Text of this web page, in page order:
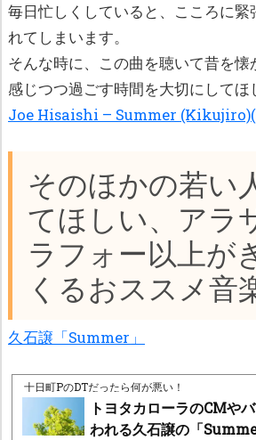
毎日忙しくしていると、こころに緊
れてしまいます。
そんな時に、この曲を聴いて昔を懐
感じつつ過ごす時間を大切にしてほ
Joe Hisaishi – Summer
そのほかの若い
てほしい、アラ
ラフォー以上が
くるおススメ音
久石譲「Summer」
十日町PのDTだったら何が悪い！
トヨタカローラのCMや
われる久石譲の「